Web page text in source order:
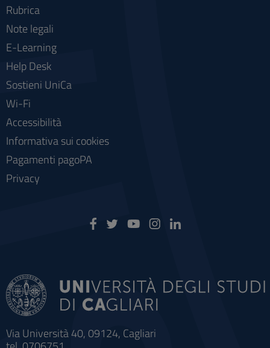
Via Università 40, 09124, Cagliari
Rubrica
Note legali
E-Learning
Help Desk
Sostieni UniCa
Wi-Fi
Accessibilità
Informativa sui cookies
Pagamenti pagoPA
Privacy